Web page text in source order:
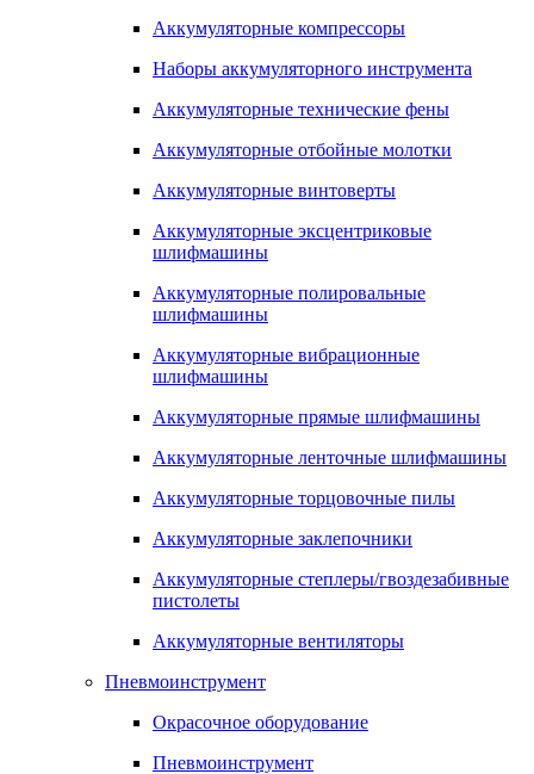
Аккумуляторные компрессоры
Наборы аккумуляторного инструмента
Аккумуляторные технические фены
Аккумуляторные отбойные молотки
Аккумуляторные винтоверты
Аккумуляторные эксцентриковые
шлифмашины
Аккумуляторные полировальные
шлифмашины
Аккумуляторные вибрационные
шлифмашины
Аккумуляторные прямые шлифмашины
Аккумуляторные ленточные шлифмашины
Аккумуляторные торцовочные пилы
Аккумуляторные заклепочники
Аккумуляторные степлеры/гвоздезабивные
пистолеты
Аккумуляторные вентиляторы
Пневмоинструмент
Окрасочное оборудование
Пневмоинструмент